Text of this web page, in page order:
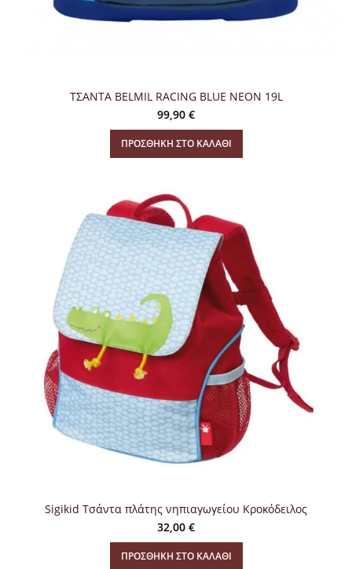
ΤΣΑΝΤΑ BELMIL RACING BLUE NEON 19L
99,90 €
ΠΡΟΣΘΉΚΗ ΣΤΟ ΚΑΛΆΘΙ
Sigikid Τσάντα πλάτης νηπιαγωγείου Κροκόδειλος
32,00 €
ΠΡΟΣΘΉΚΗ ΣΤΟ ΚΑΛΆΘΙ